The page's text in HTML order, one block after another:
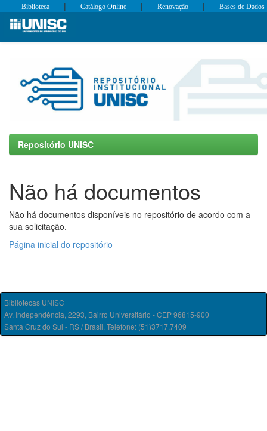
Skip
Biblioteca | Catálogo Online | Renovação | Bases de Dados
Repositório UNISC
Não há documentos
Não há documentos disponíveis no repositório de acordo com a
sua solicitação.
Página inicial do repositório
Bibliotecas UNISC
Av. Independência, 2293, Bairro Universitário - CEP 96815-900
Santa Cruz do Sul - RS / Brasil. Telefone: (51)3717.7409